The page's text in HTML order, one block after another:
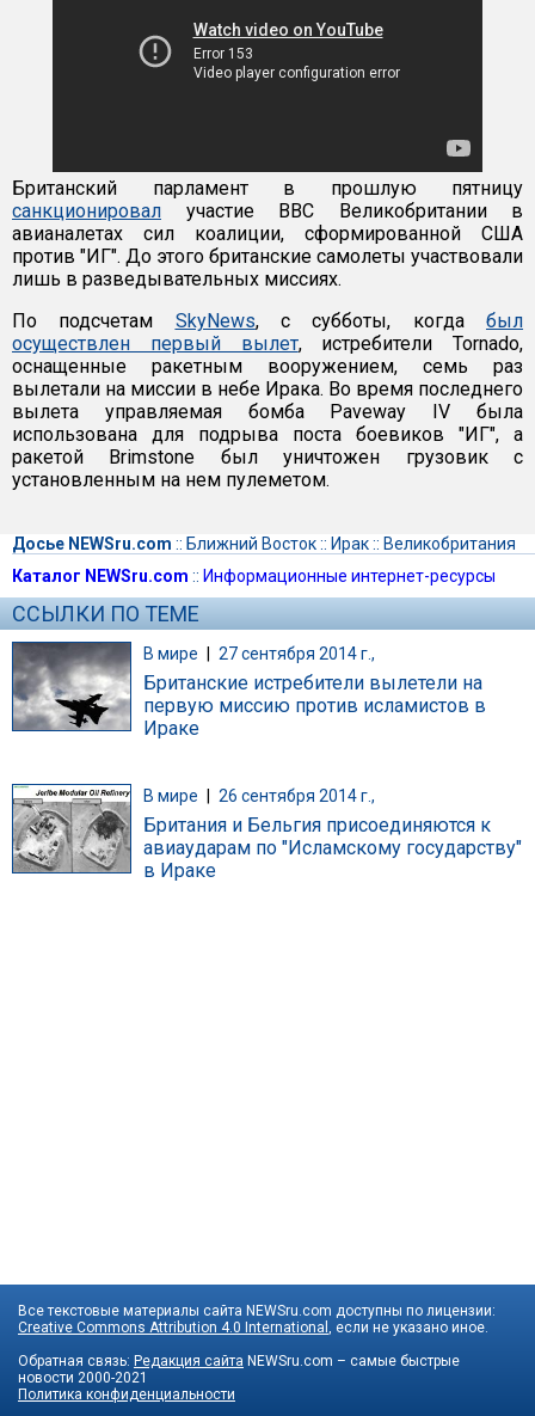
Британский парламент в прошлую пятницу
санкционировал участие ВВС Великобритании в
авианалетах сил коалиции, сформированной США
против "ИГ". До этого британские самолеты участвовали
лишь в разведывательных миссиях.
По подсчетам SkyNews, с субботы, когдабыл
осуществлен первый вылет, истребители Tornado,
оснащенные ракетным вооружением, семь раз
вылетали на миссии в небе Ирака. Во время последнего
вылета управляемая бомба Paveway IV была
использована для подрыва поста боевиков "ИГ", а
ракетой Brimstone был уничтожен грузовик с
установленным на нем пулеметом.
Досье NEWSru.com :: Ближний Восток:: Ирак:: Великобритания
Каталог NEWSru.com :: Информационные интернет-ресурсы
ССЫЛКИ ПО ТЕМЕ
В мире | 27 сентября 2014 г.,
Британские истребители вылетели на
первую миссию против исламистов в
Ираке
В мире 26 сентября 2014 г.,
Британия и Бельгия присоединяются к
авиаударам по "Исламскому государству"
в Ираке
Все текстовые материалы сайта NEWSru.com доступны по лицензии:
Creative Commons Attribution 4.0 International , если не указано иное.
Обратная связь: Редакция сайта NEWSru.com – самые быстрые
новости 2000-2021
Политика конфиденциальности